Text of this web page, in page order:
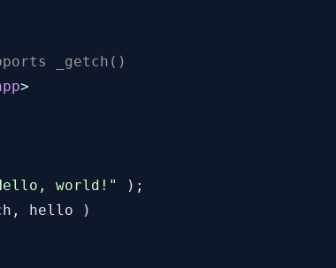
_getch()
>
world!"
);
hello )